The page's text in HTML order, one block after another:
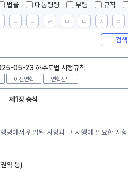
법률 대통령령 부령
규칙
ㄴ ㄷ ㄹ ㅁ ㅂ ㅅ ㅇ
검색
05-23 하수도법 시행규칙
이전연혁 연혁선택
제1장 총칙
행령에서 위임된 사항과 그 시행에 필요한 사
역 등)